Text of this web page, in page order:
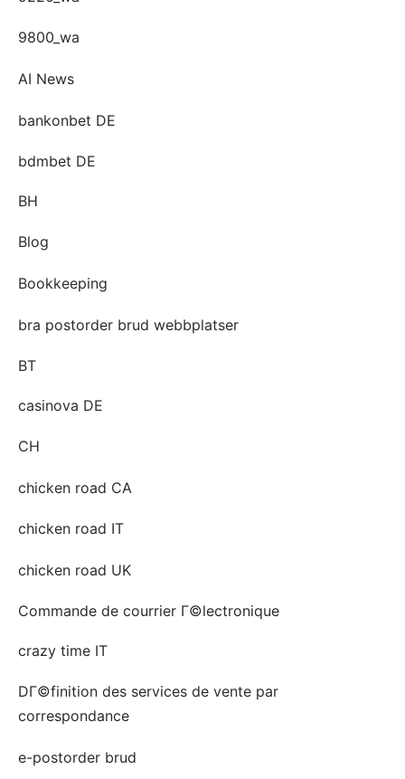
9800_wa
AI News
bankonbet DE
bdmbet DE
BH
Blog
Bookkeeping
bra postorder brud webbplatser
BT
casinova DE
CH
chicken road CA
chicken road IT
chicken road UK
Commande de courrier Г©lectronique
crazy time IT
DГ©finition des services de vente par
correspondance
e-postorder brud